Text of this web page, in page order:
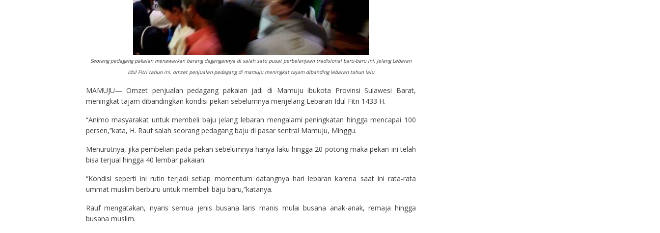
Seorang pedagang pakaian menawarkan barang dagangannya di salah satu pusat perbelanjaan tradisional baru-baru ini, jelang Lebaran
Idul Fitri tahun ini, omzet penjualan pedagang di mamuju meningkat tajam dibanding lebaran tahun lalu
MAMUJU— Omzet penjualan pedagang pakaian jadi di Mamuju ibukota Provinsi Sulawesi Barat,
meningkat tajam dibandingkan kondisi pekan sebelumnya menjelang Lebaran Idul Fitri 1433 H.
“Animo masyarakat untuk membeli baju jelang lebaran mengalami peningkatan hingga mencapai 100
persen,”kata, H. Rauf salah seorang pedagang baju di pasar sentral Mamuju, Minggu.
Menurutnya, jika pembelian pada pekan sebelumnya hanya laku hingga 20 potong maka pekan ini telah
bisa terjual hingga 40 lembar pakaian.
“Kondisi seperti ini rutin terjadi setiap momentum datangnya hari lebaran karena saat ini rata-rata
ummat muslim berburu untuk membeli baju baru,”katanya.
Rauf mengatakan, nyaris semua jenis busana laris manis mulai busana anak-anak, remaja hingga
busana muslim.